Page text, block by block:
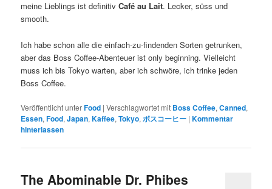
meine Lieblings ist definitivCafé au Lait. Lecker, süss und
smooth.
Ich habe schon alle die einfach-zu-findenden Sorten getrunken,
aber das Boss Coffee-Abenteuer ist only beginning. Vielleicht
muss ich bis Tokyo warten, aber ich schwöre, ich trinke jeden
Boss Coffee.
Veröffentlicht unterFood |Verschlagwortet mit Boss Coffee,Canned,
Essen,Food,Japan,Kaffee,Tokyo, ボスコーヒー |Kommentar
hinterlassen
The Abominable Dr. Phibes